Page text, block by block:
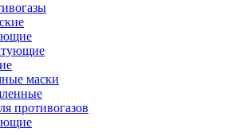
маски
противогазов